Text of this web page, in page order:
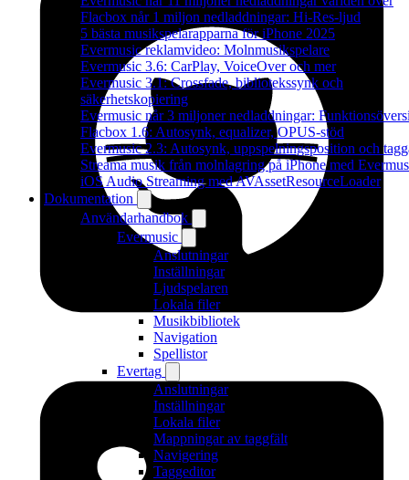
Flacbox når 1 miljon nedladdningar: Hi-Res-ljud
5 bästa musikspelarapparna för iPhone 2025
Evermusic reklamvideo: Molnmusikspelare
Evermusic 3.6: CarPlay, VoiceOver och mer
Evermusic 3.1: Crossfade, bibliotekssynk och
säkerhetskopiering
Evermusic når 3 miljoner nedladdningar:
Flacbox 1.6: Autosynk, equalizer, OPUS-stöd
Evermusic 2.3: Autosynk, uppspelningsposition och
Streama musik från molnlagring på iPhone med
iOS Audio Streaming med AVAssetResourceLoader
Dokumentation
Användarhandbok
Evermusic
Anslutningar
Inställningar
Ljudspelaren
Lokala filer
Musikbibliotek
Navigation
Spellistor
Evertag
Anslutningar
Inställningar
Lokala filer
Mappningar av taggfält
Navigering
Taggeditor